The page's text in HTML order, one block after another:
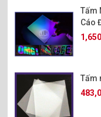
MUA TẤM MICA
Nếu bạn có nhu cầu
tấm nhựa kính hai chiều
nữa trong suốt)
, có
vấn và hổ trợ tốt nhất,
đầy đủ các mặt hàng
Loan, Mica thủy 1
sáng, Mica tấm và
sáng,...
Tấm
Cáo
Tấm